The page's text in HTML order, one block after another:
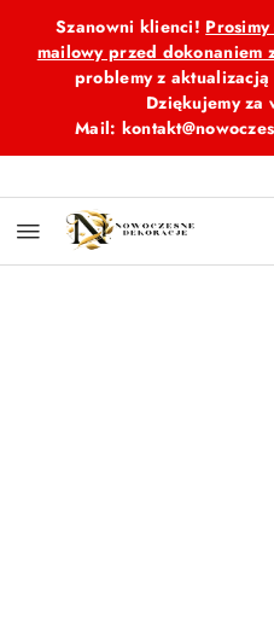
Przejdź do treści
Przejdź do
Przejdź do moje konto
Przejdź do menu
Przejdź do opisu
Przejdź do stopki
Szanowni klienci!
mailowy przed dokonaniem
problemy z aktualizacją
Dziękujemy za
Mail: